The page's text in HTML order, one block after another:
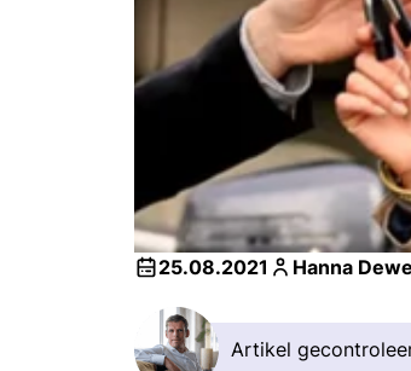
25.08.2021 Hanna
Artikel